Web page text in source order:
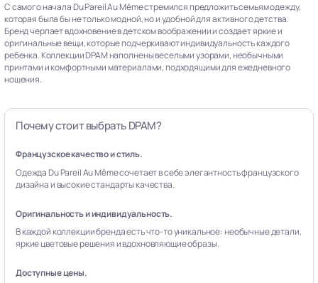
С самого начала Du Pareil Au Même стремился предложить семьям одежду,
которая была бы не только модной, но и удобной для активного детства.
Бренд черпает вдохновение в детском воображении и создает яркие и
оригинальные вещи, которые подчеркивают индивидуальность каждого
ребенка. Коллекции DPAM наполнены веселыми узорами, необычными
принтами и комфортными материалами, подходящими для ежедневного
ношения.
Почему стоит выбрать DPAM?
Французское качество и стиль.
Одежда Du Pareil Au Même сочетает в себе элегантность французского
дизайна и высокие стандарты качества.
Оригинальность и индивидуальность.
В каждой коллекции бренда есть что-то уникальное: необычные детали,
яркие цветовые решения и вдохновляющие образы.
Доступные цены.